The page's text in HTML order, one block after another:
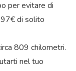
per evitare di
di solito
809 chilometri.
nel tuo